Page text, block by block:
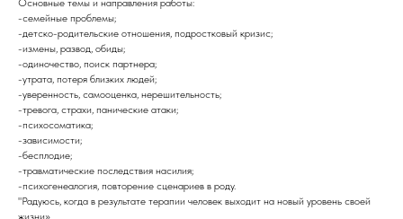
Основные темы и направления работы:
-семейные проблемы;
-детско-родительские отношения, подростковый кризис;
-измены, развод, обиды;
-одиночество, поиск партнера;
-утрата, потеря близких людей;
-уверенность, самооценка, нерешительность;
-тревога, страхи, панические атаки;
-психосоматика;
-зависимости;
-бесплодие;
-травматические последствия насилия;
-психогенеалогия, повторение сценариев в роду.
"Радуюсь, когда в результате терапии человек выходит на новый уровень своей
жизни».